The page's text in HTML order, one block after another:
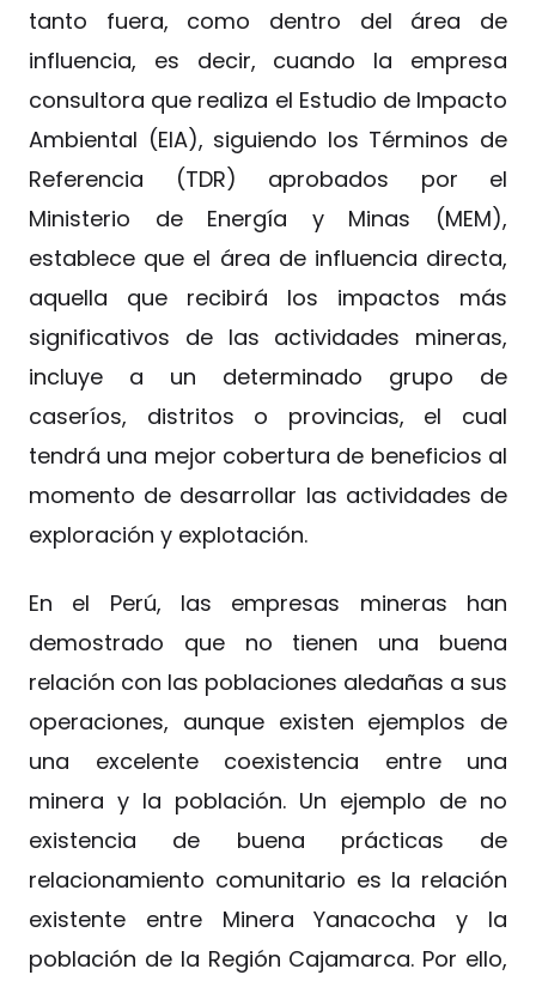
tanto fuera, como dentro del área de
influencia, es decir, cuando la empresa
consultora que realiza el Estudio de Impacto
Ambiental (EIA), siguiendo los Términos de
Referencia (TDR) aprobados por el
Ministerio de Energía y Minas (MEM),
establece que el área de influencia directa,
aquella que recibirá los impactos más
significativos de las actividades mineras,
incluye a un determinado grupo de
caseríos, distritos o provincias, el cual
tendrá una mejor cobertura de beneficios al
momento de desarrollar las actividades de
exploración y explotación.
En el Perú, las empresas mineras han
demostrado que no tienen una buena
relación con las poblaciones aledañas a sus
operaciones, aunque existen ejemplos de
una excelente coexistencia entre una
minera y la población. Un ejemplo de no
existencia de buena prácticas de
relacionamiento comunitario es la relación
existente entre Minera Yanacocha y la
población de la Región Cajamarca. Por ello,